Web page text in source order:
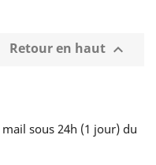
Retour en haut 
sous 24h (1 jour) du